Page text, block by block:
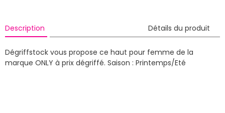
Description Détails du produit
Dégriffstock vous propose ce haut pour femme de la
marque ONLY à prix dégriffé. Saison : Printemps/Eté